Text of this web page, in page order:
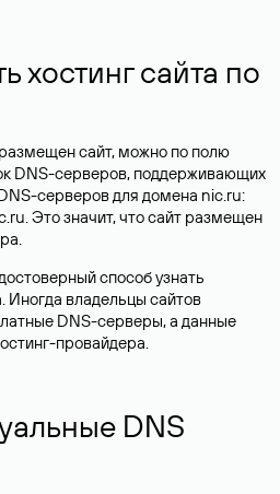
хостинг сайта по
сайт, можно по полю
DNS-серверов, поддерживающих
серверов для домена nic.ru:
Это значит, что сайт размещен
способ узнать
Иногда владельцы сайтов
DNS-серверы, а данные
провайдера.
DNS